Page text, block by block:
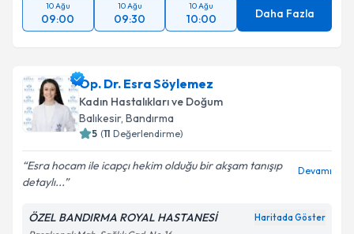
10 Ağu
09:00
10 Ağu
09:30
10 Ağu
10:00 Daha Fazla
Op. Dr. Esra Söylemez
Kadın Hastalıkları ve Doğum
Balıkesir, Bandırma
5 (11 Değerlendirme)
Esra hocam ile icapçı hekim olduğu bir akşam tanışıp
detaylı...
Devamı
ÖZEL BANDIRMA ROYAL HASTANESİ Haritada Göster